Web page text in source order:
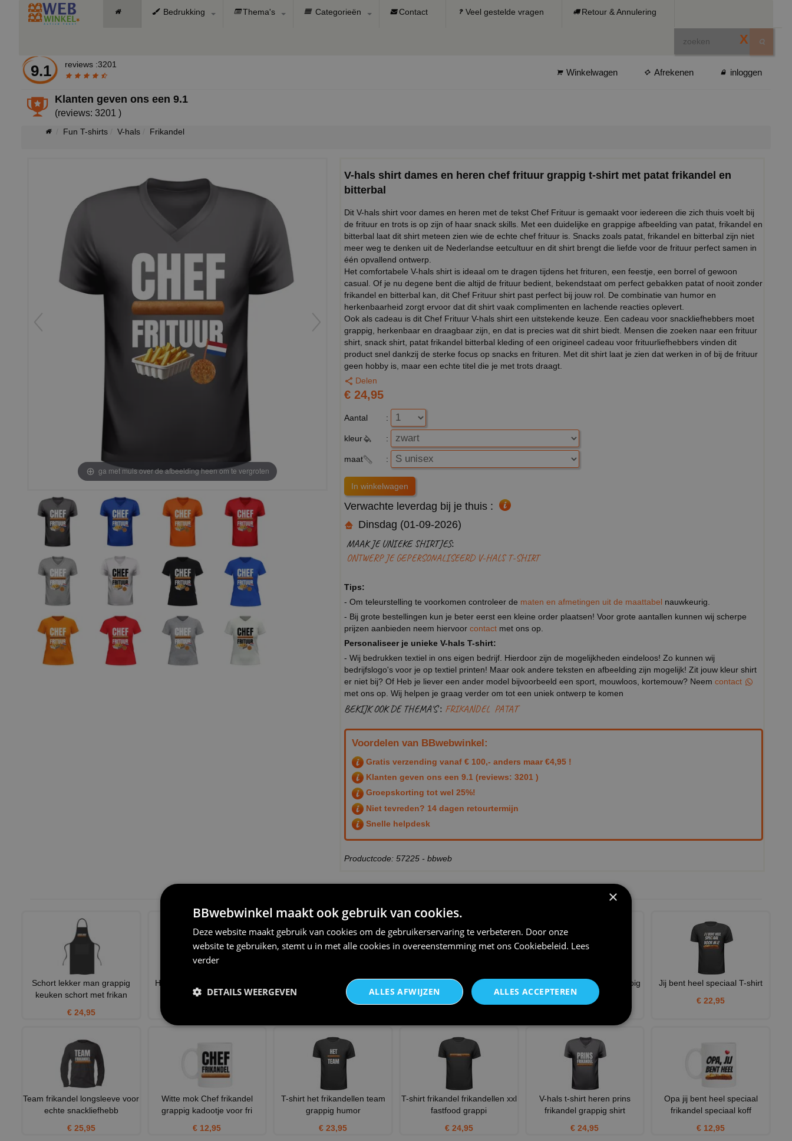
Bedrukking Thema's Categorieën Contact Veel gestelde vragen Retour & Annulering
X
9.1 reviews :3201
Winkelwagen Afrekenen inloggen
Klanten geven ons een9.1
(reviews: 3201 )
Fun T-shirts V-hals Frikandel
ga met muis over de afbeelding heen om te vergroten
V-hals shirt dames en heren chef frituur grappig t-shirt met patat frikandel en
bitterbal
Dit V-hals shirt voor dames en heren met de tekst Chef Frituur is gemaakt voor iedereen die zich thuis voelt bij
de frituur en trots is op zijn of haar snack skills. Met een duidelijke en grappige afbeelding van patat, frikandel en
bitterbal laat dit shirt meteen zien wie de echte chef frituur is. Snacks zoals patat, frikandel en bitterbal zijn niet
meer weg te denken uit de Nederlandse eetcultuur en dit shirt brengt die liefde voor de frituur perfect samen in
één opvallend ontwerp.
Het comfortabele V-hals shirt is ideaal om te dragen tijdens het frituren, een feestje, een borrel of gewoon
casual. Of je nu degene bent die altijd de frituur bedient, bekendstaat om perfect gebakken patat of nooit zonder
frikandel en bitterbal kan, dit Chef Frituur shirt past perfect bij jouw rol. De combinatie van humor en
herkenbaarheid zorgt ervoor dat dit shirt vaak complimenten en lachende reacties oplevert.
Ook als cadeau is dit Chef Frituur V-hals shirt een uitstekende keuze. Een cadeau voor snackliefhebbers moet
grappig, herkenbaar en draagbaar zijn, en dat is precies wat dit shirt biedt. Mensen die zoeken naar een frituur
shirt, snack shirt, patat frikandel bitterbal kleding of een origineel cadeau voor frituurliefhebbers vinden dit
product snel dankzij de sterke focus op snacks en frituren. Met dit shirt laat je zien dat werken in of bij de frituur
geen hobby is, maar een echte titel die je met trots draagt.
Delen
€ 24,95
Aantal :
kleur :
maat :
Verwachte leverdag bij je thuis :
Dinsdag (01-09-2026)
MAAK JE UNIEKE SHIRTJES:
ONTWERP JE GEPERSONALISEERD V-HALS T-SHIRT
Tips:
- Om teleurstelling te voorkomen controleer de maten en afmetingen uit de maattabel nauwkeurig.
- Bij grote bestellingen kun je beter eerst een kleine order plaatsen! Voor grote aantallen kunnen wij scherpe
prijzen aanbieden neem hiervoor contact met ons op.
Personaliseer je unieke V-hals T-shirt:
- Wij bedrukken textiel in ons eigen bedrijf. Hierdoor zijn de mogelijkheden eindeloos! Zo kunnen wij
bedrijfslogo's voor je op textiel printen! Maar ook andere teksten en afbeelding zijn mogelijk! Zit jouw kleur shirt
er niet bij? Of Heb je liever een ander model bijvoorbeeld een sport, mouwloos, kortemouw? Neem contact
met ons op. Wij helpen je graag verder om tot een uniek ontwerp te komen
BEKIJK OOK DE THEMA'S : FRIKANDEL PATAT
Voordelen van BBwebwinkel:
Gratis verzending vanaf € 100,- anders maar €4,95 !
Klanten geven ons een 9.1 (reviews: 3201 )
Groepskorting tot wel 25%!
Niet tevreden? 14 dagen retourtermijn
Snelle helpdesk
Productcode: 57225 - bbweb
Schort lekker man grappig
keuken schort met frikan
€ 24,95
Hoodie De frikandellen man
hoodie in een vintage l
Koksmuts Powered by
Frikandel
snack expert frikandel speciaal
t-shirt humor grap
Tegeltje snackbar gek grappig
Een dag niet gefritu
Jij bent heel speciaal T-shirt
€ 22,95
Team frikandel longsleeve voor
echte snackliefhebb
€ 25,95
Witte mok Chef frikandel
grappig kadootje voor fri
€ 12,95
T-shirt het frikandellen team
grappig humor
€ 23,95
T-shirt frikandel frikandellen xxl
fastfood grappi
€ 24,95
V-hals t-shirt heren prins
frikandel grappig shirt
€ 24,95
Opa jij bent heel speciaal
frikandel speciaal koff
€ 12,95
×
BBwebwinkel maakt ook gebruik van cookies.
Deze website maakt gebruik van cookies om de gebruikerservaring te verbeteren. Door onze
website te gebruiken, stemt u in met alle cookies in overeenstemming met ons Cookiebeleid. Lees
verder
ALLES ACCEPTEREN
ALLES AFWIJZEN
DETAILS WEERGEVEN